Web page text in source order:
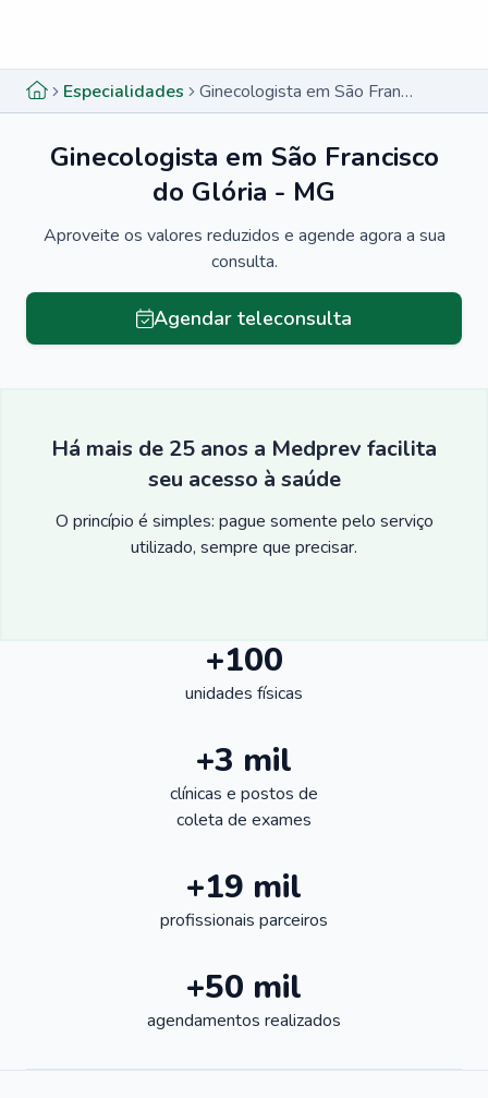
Especialidades Ginecologista em São Francisco do Glória - MG
Ginecologista em São Francisco
do Glória - MG
Aproveite os valores reduzidos e agende agora a sua
consulta.
Agendar teleconsulta
Há mais de 25 anos a Medprev facilita
seu acesso à saúde
O princípio é simples: pague somente pelo serviço
utilizado, sempre que precisar.
+100
unidades físicas
+3 mil
clínicas e postos de
coleta de exames
+19 mil
profissionais parceiros
+50 mil
agendamentos realizados